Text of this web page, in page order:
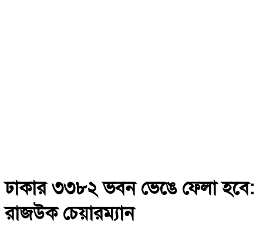
ঢাকার ৩৩৮২ ভবন ভেঙে ফেলা হবে:
রাজউক চেয়ারম্যান